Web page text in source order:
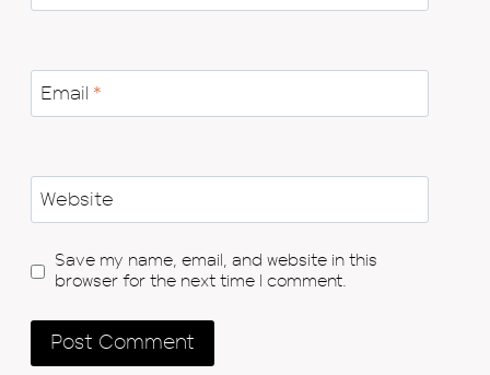
Email *
Website
Save my name, email, and website in this
browser for the next time I comment.